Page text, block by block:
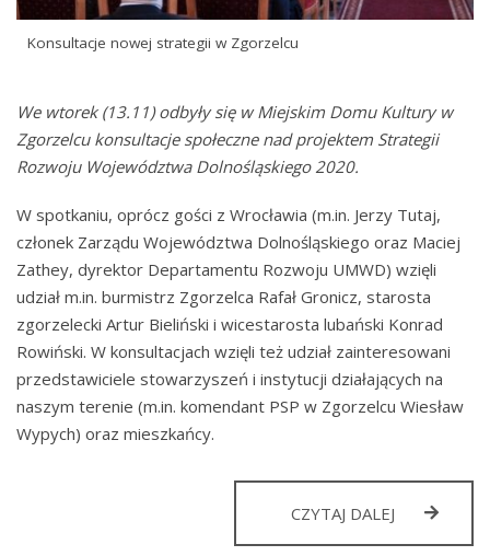
Konsultacje nowej strategii w Zgorzelcu
We wtorek (13.11) odbyły się w Miejskim Domu Kultury w
Zgorzelcu konsultacje społeczne nad projektem Strategii
Rozwoju Województwa Dolnośląskiego 2020.
W spotkaniu, oprócz gości z Wrocławia (m.in. Jerzy Tutaj,
członek Zarządu Województwa Dolnośląskiego oraz Maciej
Zathey, dyrektor Departamentu Rozwoju UMWD) wzięli
udział m.in. burmistrz Zgorzelca Rafał Gronicz, starosta
zgorzelecki Artur Bieliński i wicestarosta lubański Konrad
Rowiński. W konsultacjach wzięli też udział zainteresowani
przedstawiciele stowarzyszeń i instytucji działających na
naszym terenie (m.in. komendant PSP w Zgorzelcu Wiesław
Wypych) oraz mieszkańcy.
CZYTAJ DALEJ DZIŚ